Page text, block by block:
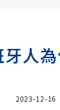
人
2023-12-16